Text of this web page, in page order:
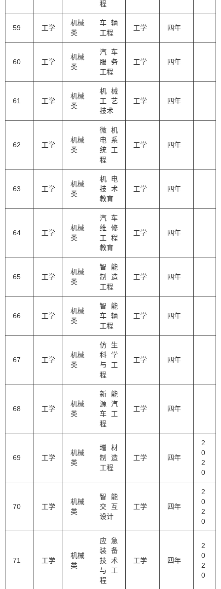
程
59 工学
机械
类
车辆
工程
工学 四年
60 工学
机械
类
汽车
服务
工程
工学 四年
61 工学
机械
类
机械
工艺
技术
工学 四年
62 工学
机械
类
微机
电系
统工
程
工学 四年
63 工学
机械
类
机电
技术
教育
工学 四年
64 工学
机械
类
汽车
维修
工程
教育
工学 四年
65 工学
机械
类
智能
制造
工程
工学 四年
66 工学
机械
类
智能
车辆
工程
工学 四年
67 工学
机械
类
仿生
科学
与工
程
工学 四年
68 工学
机械
类
新能
源汽
车工
程
工学 四年
69 工学
机械
类
增材
制造
工程
工学 四年
2
0
2
0
70 工学
机械
类
智能
交互
设计
工学 四年
2
0
2
0
71 工学
机械
类
应急
装备
技术
与工
程
工学 四年
2
0
2
0